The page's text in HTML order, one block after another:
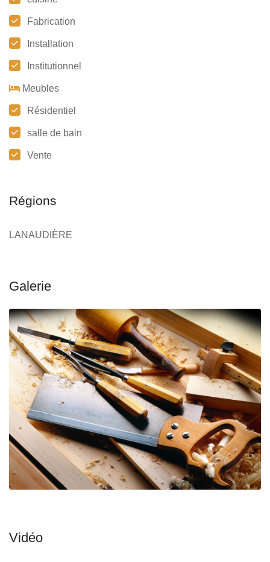
Fabrication
Installation
Institutionnel
Meubles
Résidentiel
salle de bain
Vente
Régions
LANAUDIÈRE